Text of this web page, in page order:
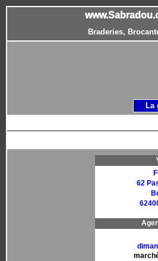
Braderies,
62
La